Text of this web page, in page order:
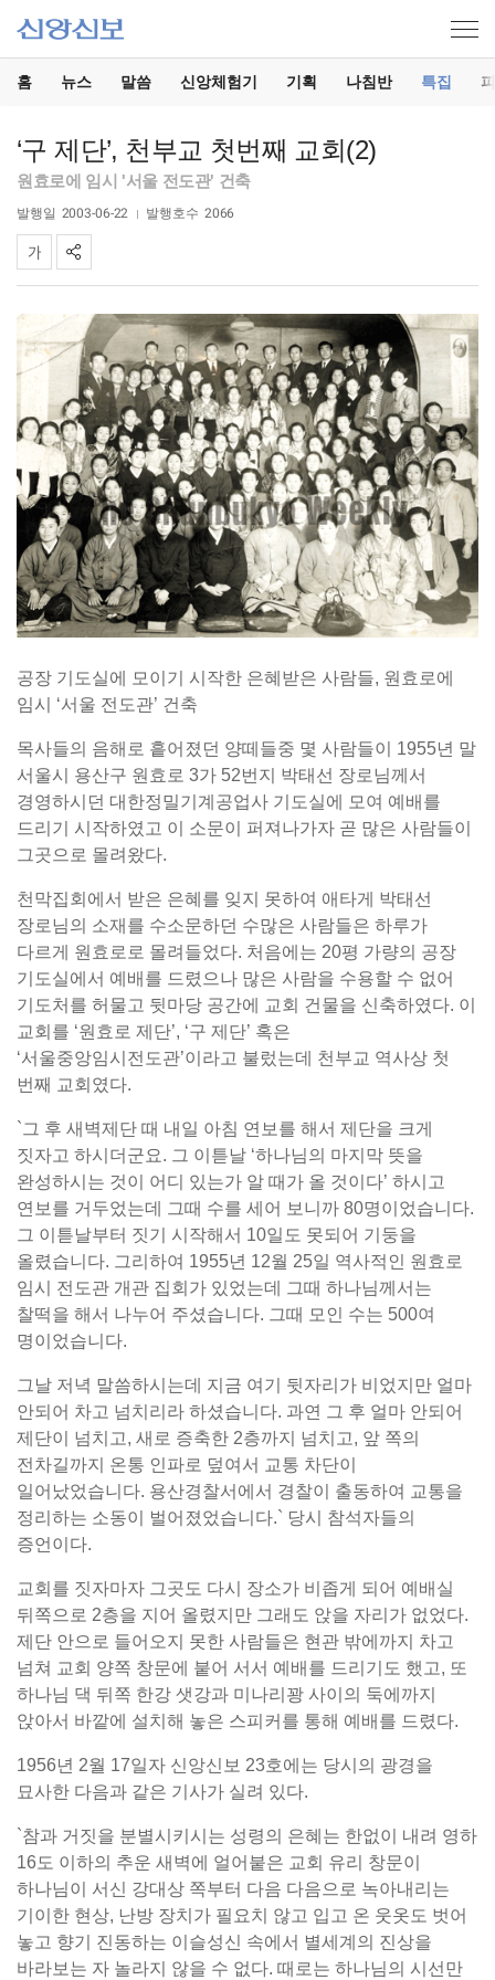
홈 뉴스 말씀 신앙체험기 기획 나침반 특집
‘구 제단’, 천부교 첫번째 교회(2)
원효로에 임시 '서울 전도관' 건축
발행일 2003-06-22 발행호수 2066
공장 기도실에 모이기 시작한 은혜받은 사람들, 원효로에
임시 ‘서울 전도관’ 건축
목사들의 음해로 흩어졌던 양떼들중 몇 사람들이 1955년 말
서울시 용산구 원효로 3가 52번지 박태선 장로님께서
경영하시던 대한정밀기계공업사 기도실에 모여 예배를
드리기 시작하였고 이 소문이 퍼져나가자 곧 많은 사람들이
그곳으로 몰려왔다.
천막집회에서 받은 은혜를 잊지 못하여 애타게 박태선
장로님의 소재를 수소문하던 수많은 사람들은 하루가
다르게 원효로로 몰려들었다. 처음에는 20평 가량의 공장
기도실에서 예배를 드렸으나 많은 사람을 수용할 수 없어
기도처를 허물고 뒷마당 공간에 교회 건물을 신축하였다. 이
교회를 ‘원효로 제단’, ‘구 제단’ 혹은
‘서울중앙임시전도관’이라고 불렀는데 천부교 역사상 첫
번째 교회였다.
`그 후 새벽제단 때 내일 아침 연보를 해서 제단을 크게
짓자고 하시더군요. 그 이튿날 ‘하나님의 마지막 뜻을
완성하시는 것이 어디 있는가 알 때가 올 것이다’ 하시고
연보를 거두었는데 그때 수를 세어 보니까 80명이었습니다.
그 이튿날부터 짓기 시작해서 10일도 못되어 기둥을
올렸습니다. 그리하여 1955년 12월 25일 역사적인 원효로
임시 전도관 개관 집회가 있었는데 그때 하나님께서는
찰떡을 해서 나누어 주셨습니다. 그때 모인 수는 500여
명이었습니다.
그날 저녁 말씀하시는데 지금 여기 뒷자리가 비었지만 얼마
안되어 차고 넘치리라 하셨습니다. 과연 그 후 얼마 안되어
제단이 넘치고, 새로 증축한 2층까지 넘치고, 앞 쪽의
전차길까지 온통 인파로 덮여서 교통 차단이
일어났었습니다. 용산경찰서에서 경찰이 출동하여 교통을
정리하는 소동이 벌어졌었습니다.` 당시 참석자들의
증언이다.
교회를 짓자마자 그곳도 다시 장소가 비좁게 되어 예배실
뒤쪽으로 2층을 지어 올렸지만 그래도 앉을 자리가 없었다.
제단 안으로 들어오지 못한 사람들은 현관 밖에까지 차고
넘쳐 교회 양쪽 창문에 붙어 서서 예배를 드리기도 했고, 또
하나님 댁 뒤쪽 한강 샛강과 미나리꽝 사이의 둑에까지
앉아서 바깥에 설치해 놓은 스피커를 통해 예배를 드렸다.
1956년 2월 17일자 신앙신보 23호에는 당시의 광경을
묘사한 다음과 같은 기사가 실려 있다.
`참과 거짓을 분별시키시는 성령의 은혜는 한없이 내려 영하
16도 이하의 추운 새벽에 얼어붙은 교회 유리 창문이
하나님이 서신 강대상 쪽부터 다음 다음으로 녹아내리는
기이한 현상, 난방 장치가 필요치 않고 입고 온 웃옷도 벗어
놓고 향기 진동하는 이슬성신 속에서 별세계의 진상을
바라보는 자 놀라지 않을 수 없다. 때로는 하나님의 시선만